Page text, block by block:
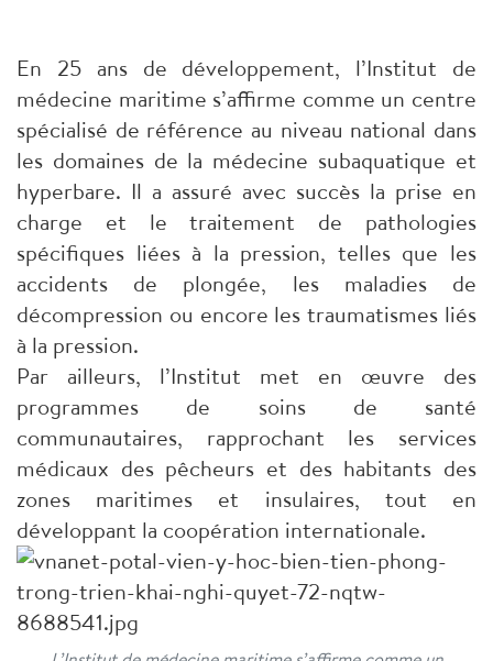
En 25 ans de développement, l’Institut de
médecine maritime s’affirme comme un centre
spécialisé de référence au niveau national dans
les domaines de la médecine subaquatique et
hyperbare. Il a assuré avec succès la prise en
charge et le traitement de pathologies
spécifiques liées à la pression, telles que les
accidents de plongée, les maladies de
décompression ou encore les traumatismes liés
à la pression.
Par ailleurs, l’Institut met en œuvre des
programmes de soins de santé
communautaires, rapprochant les services
médicaux des pêcheurs et des habitants des
zones maritimes et insulaires, tout en
développant la coopération internationale.